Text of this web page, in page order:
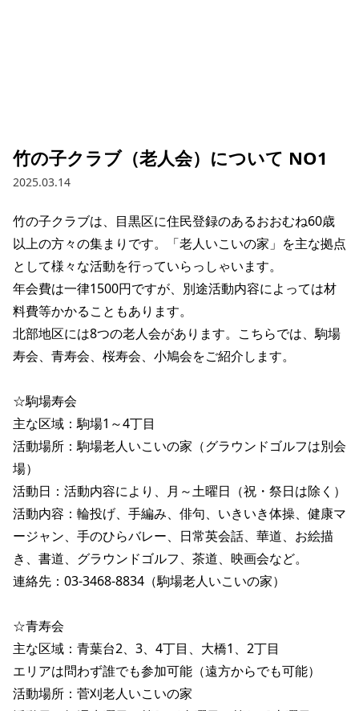
竹の子クラブ（老人会）について NO1
2025.03.14
竹の子クラブは、目黒区に住民登録のあるおおむね60歳
以上の方々の集まりです。「老人いこいの家」を主な拠点
として様々な活動を行っていらっしゃいます。
年会費は一律1500円ですが、別途活動内容によっては材
料費等かかることもあります。
北部地区には8つの老人会があります。こちらでは、駒場
寿会、青寿会、桜寿会、小鳩会をご紹介します。
☆駒場寿会
主な区域：駒場1～4丁目
活動場所：駒場老人いこいの家（グラウンドゴルフは別会
場）
活動日：活動内容により、月～土曜日（祝・祭日は除く）
活動内容：輪投げ、手編み、俳句、いきいき体操、健康マ
ージャン、手のひらバレー、日常英会話、華道、お絵描
き、書道、グラウンドゴルフ、茶道、映画会など。
連絡先：03-3468-8834（駒場老人いこいの家）
☆青寿会
主な区域：青葉台2、3、4丁目、大橋1、2丁目
エリアは問わず誰でも参加可能（遠方からでも可能）
活動場所：菅刈老人いこいの家